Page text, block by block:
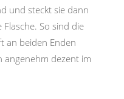
und steckt sie dann
So sind die
an beiden Enden
angenehm dezent im